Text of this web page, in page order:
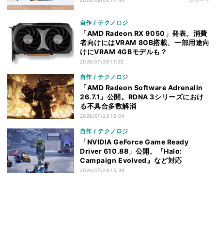
自作 / テクノロジ
「AMD Radeon RX 9050」発表。消費
者向けにはVRAM 8GB搭載、一部用途向
けにVRAM 4GBモデルも？
2026/07/30 11:32
自作 / テクノロジ
「AMD Radeon Software Adrenalin
26.7.1」公開。RDNA 3シリーズにおけ
る不具合多数解消
2026/07/29 16:04
自作 / テクノロジ
「NVIDIA GeForce Game Ready
Driver 610.88」公開。『Halo:
Campaign Evolved』など対応
2026/07/29 15:39